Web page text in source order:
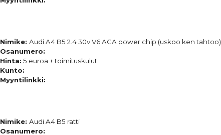
Nimike:Audi A4 B5 2.4 30v V6 AGA power chip (uskoo ken tahtoo)
Osanumero:
Hinta: 5 euroa + toimituskulut.
Kunto:
Myyntilinkki:
Nimike:Audi A4 B5 ratti
Osanumero: